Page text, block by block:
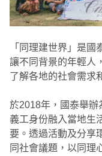
「同理建世界」是
讓不同背景的年輕人
了解各地的社會需求
於2018年，國泰舉辦
義工身份融入當地生
要。透過活動及分享
同社會議題，以同理